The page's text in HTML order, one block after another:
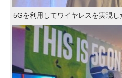
5Gを利用してワイヤレスを実現し